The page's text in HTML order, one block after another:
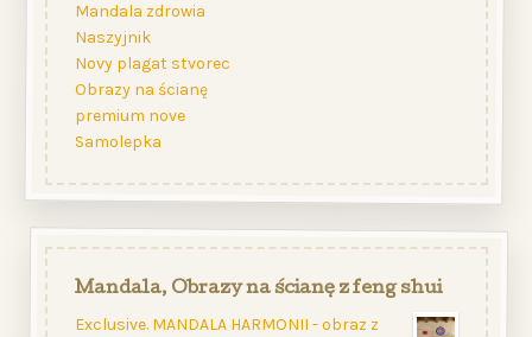
Mandala zdrowia
Naszyjnik
Novy plagat stvorec
Obrazy na ścianę
premium nove
Samolepka
Mandala, Obrazy na ścianę z feng shui
Exclusive. MANDALA HARMONII - obraz z